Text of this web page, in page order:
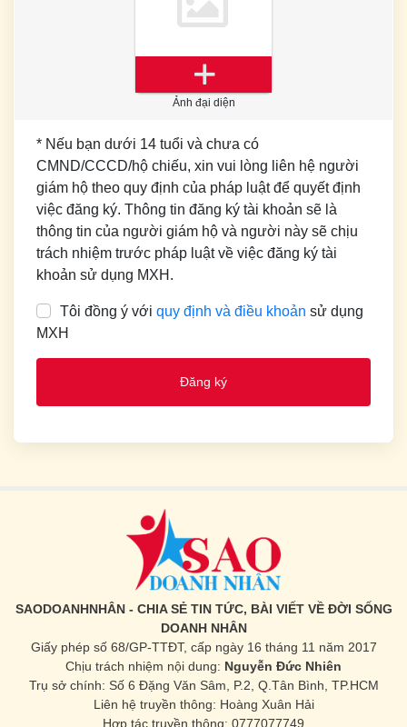
Ảnh đại diện
* Nếu bạn dưới 14 tuổi và chưa có
CMND/CCCD/hộ chiếu, xin vui lòng liên hệ người
giám hộ theo quy định của pháp luật để quyết định
việc đăng ký. Thông tin đăng ký tài khoản sẽ là
thông tin của người giám hộ và người này sẽ chịu
trách nhiệm trước pháp luật về việc đăng ký tài
khoản sử dụng MXH.
Tôi đồng ý với quy định và điều khoản sử dụng
MXH
Đăng ký
SAODOANHNHÂN - CHIA SẺ TIN TỨC, BÀI VIẾT VỀ ĐỜI SỐNG
DOANH NHÂN
Giấy phép số 68/GP-TTĐT, cấp ngày 16 tháng 11 năm 2017
Chịu trách nhiệm nội dung: Nguyễn Đức Nhiên
Trụ sở chính: Số 6 Đặng Văn Sâm, P.2, Q.Tân Bình, TP.HCM
Liên hệ truyền thông: Hoàng Xuân Hải
Hợp tác truyền thông: 0777077749